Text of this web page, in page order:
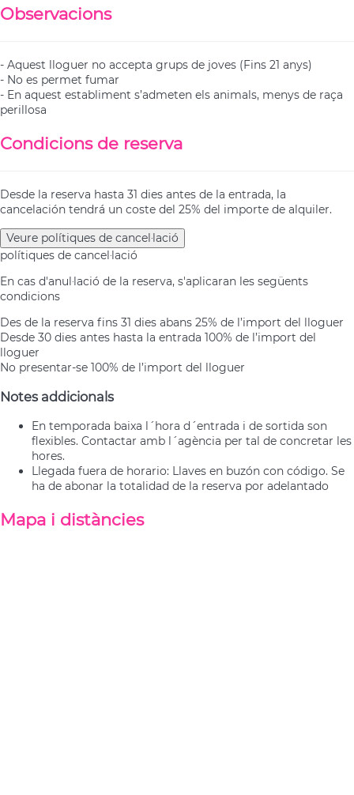
Observacions
- Aquest lloguer no accepta grups de joves (Fins 21 anys)
- No es permet fumar
- En aquest establiment s’admeten els animals, menys de raça
perillosa
Condicions de reserva
Desde la reserva hasta 31 dies antes de la entrada, la
cancelación tendrá un coste del 25% del importe de alquiler.
Veure polítiques de cancel·lació
polítiques de cancel·lació
En cas d'anul·lació de la reserva, s'aplicaran les següents
condicions
Des de la reserva fins 31 dies abans 25% de l’import del lloguer
Desde 30 dies antes hasta la entrada 100% de l’import del
lloguer
No presentar-se 100% de l’import del lloguer
Notes addicionals
En temporada baixa l´hora d´entrada i de sortida son
flexibles. Contactar amb l´agència per tal de concretar les
hores.
Llegada fuera de horario: Llaves en buzón con código. Se
ha de abonar la totalidad de la reserva por adelantado
Mapa i distàncies